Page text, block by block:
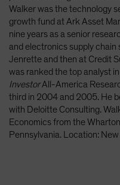
Netherlands
New Zealand
Norway
Other Asia-Pacific
Poland
Portugal
Singapore
South Korea - 대한
Walker was the technology
growth fund at Ark Asset
nine years as a senior
and electronics supply
Jenrette and then at Credit
was ranked the top analyst
InvestorAll-America
third in 2004 and 2005. He
with Deloitte Consulting.
Economics from the
Pennsylvania. Location: New